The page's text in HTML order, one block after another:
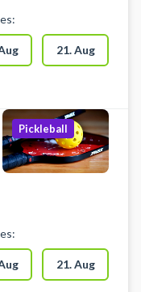
21. Aug
Pickleball
21. Aug